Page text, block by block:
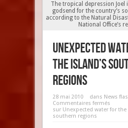
The tropical depression Joel
godsend for the country’s
according to the Natural
National Office’s
Unexpected
the island’s
regions
28 mai 2010 dans News
Commentaires fermés
sur Unexpected water for the
southern regions